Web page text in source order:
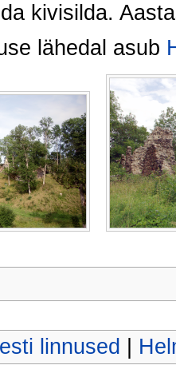
kivisilda.
lähedal asub
linnused